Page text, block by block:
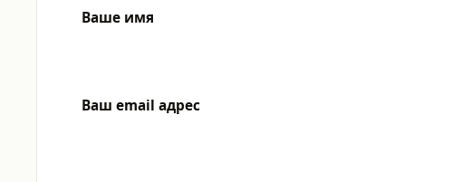
Ваше имя
Ваш email адрес